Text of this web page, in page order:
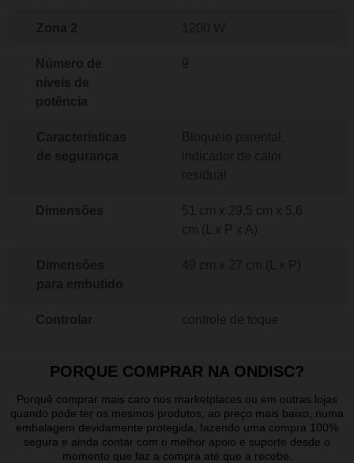
Número de
níveis de
potência
9
Dimensões
51 cm x 29,5 cm x 5,6
cm (L x P x A)
Controlar controle de toque
PORQUE COMPRAR NA ONDISC?
Porquê comprar mais caro nos marketplaces ou em outras lojas
quando pode ter os mesmos produtos, ao preço mais baixo, numa
embalagem devidamente protegida, fazendo uma compra 100%
segura e ainda contar com o melhor apoio e suporte desde o
momento que faz a compra até que a recebe.